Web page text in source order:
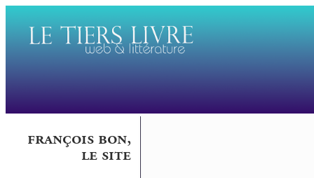
françois bon,
le site